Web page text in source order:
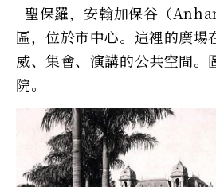
聖保羅，安翰加保谷（
區，位於市中心。這裡的廣場
威、集會、演講的公共空間。
院。